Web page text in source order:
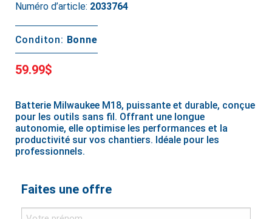
Numéro d’article: 2033764
Conditon: Bonne
59.99$
Batterie Milwaukee M18, puissante et durable, conçue
pour les outils sans fil. Offrant une longue
autonomie, elle optimise les performances et la
productivité sur vos chantiers. Idéale pour les
professionnels.
Faites une offre